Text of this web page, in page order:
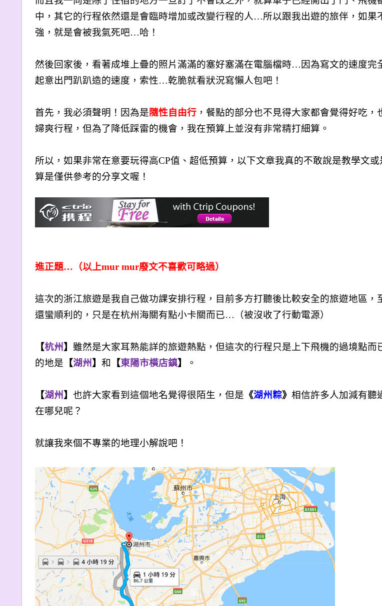
中，其它的行程依然還是會臨時增加或改變行程的人…所以跟我出遊的旅伴，如果
強，就是會被我氣死吧…哈！
然後回家後，看著成堆上疊的照片滿滿的塞好塞滿在電腦檔時…因為寫文的速度完
起意出門趴趴造的速度，索性…乾脆就看狀況寫懶人包吧！
首先，我必須聲明！因為是隨性自由行，餐點的部分也不見得大家都會覺得好吃，
婦爽行程，但為了降低踩雷的機會，我在預算上並沒有非常精打細算。
所以，如果非常在意要玩得高CP值、超低預算，以下文章我真的不敢說是教學文
算是僅供參考的分享文喔！
進正題…（以上mur mur廢文不喜歡可略過）
這次的浙江旅遊是我自己做功課安排行程，目前多方打聽後比較安全的旅遊地區，
還蠻順利的，只是在杭州海關有點小卡關而已…（被沒收了行動電源）
【杭州 】 雖然是大家耳熟能詳的旅遊熱點，但這次的行程只是上下飛機的過境點
的地是 【湖州 】 和 【東陽市橫店鎮】 。
【湖州 】 也許大家看到這個地名覺得很陌生，但是 《湖州粽》 相信許多人加減有
在哪兒呢？
就讓我來個不專業的地理小解說吧！